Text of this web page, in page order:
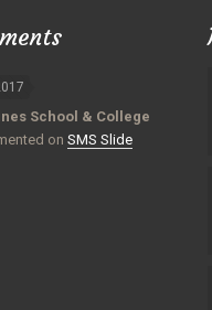
School & College
on SMS Slide